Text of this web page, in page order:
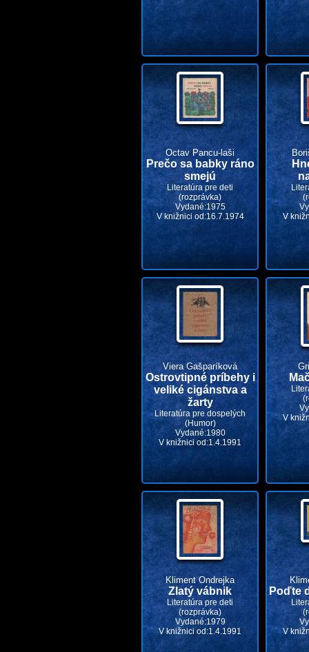
Octav Pancu-laši
Prečo sa babky ráno
smejú
Literatúra pre deti
(rozprávka)
Vydané:1975
V knižnici od:16.7.1974
V
Viera Gašparíková
Ostrovtipné príbehy i
veliké cigánstva a
žarty
Literatúra pre dospelých
(Humor)
Vydané:1980
V knižnici od:1.4.1991
V
Kliment Ondrejka
Zlatý vábnik
Literatúra pre deti
(rozprávka)
Vydané:1979
V knižnici od:1.4.1991
Poďte
V